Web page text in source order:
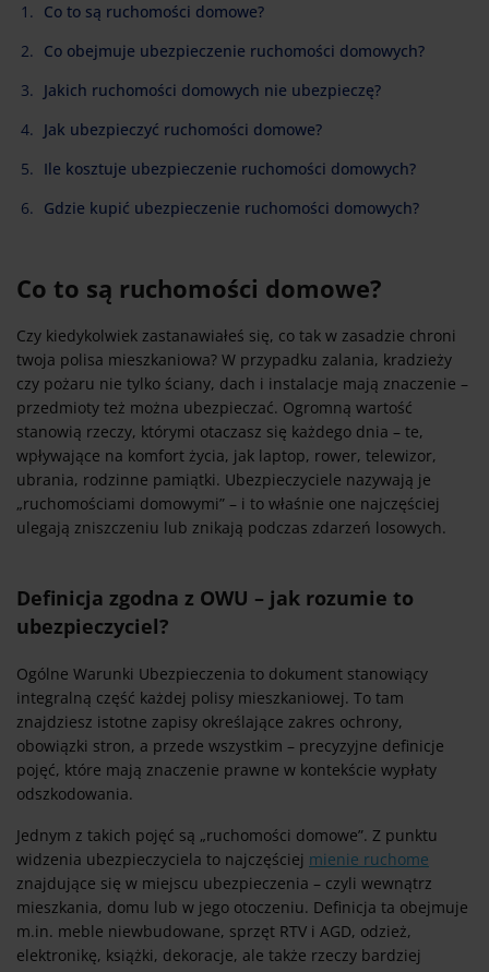
Co to są ruchomości domowe?
Co obejmuje ubezpieczenie ruchomości domowych?
Jakich ruchomości domowych nie ubezpieczę?
Jak ubezpieczyć ruchomości domowe?
Ile kosztuje ubezpieczenie ruchomości domowych?
Gdzie kupić ubezpieczenie ruchomości domowych?
Co to są ruchomości domowe?
Czy kiedykolwiek zastanawiałeś się, co tak w zasadzie chroni
twoja polisa mieszkaniowa? W przypadku zalania, kradzieży
czy pożaru nie tylko ściany, dach i instalacje mają znaczenie –
przedmioty też można ubezpieczać. Ogromną wartość
stanowią rzeczy, którymi otaczasz się każdego dnia – te,
wpływające na komfort życia, jak laptop, rower, telewizor,
ubrania, rodzinne pamiątki. Ubezpieczyciele nazywają je
„ruchomościami domowymi” – i to właśnie one najczęściej
ulegają zniszczeniu lub znikają podczas zdarzeń losowych.
Definicja zgodna z OWU – jak rozumie to
ubezpieczyciel?
Ogólne Warunki Ubezpieczenia to dokument stanowiący
integralną część każdej polisy mieszkaniowej. To tam
znajdziesz istotne zapisy określające zakres ochrony,
obowiązki stron, a przede wszystkim – precyzyjne definicje
pojęć, które mają znaczenie prawne w kontekście wypłaty
odszkodowania.
Jednym z takich pojęć są „ruchomości domowe”. Z punktu
widzenia ubezpieczyciela to najczęściej mienie ruchome
znajdujące się w miejscu ubezpieczenia – czyli wewnątrz
mieszkania, domu lub w jego otoczeniu. Definicja ta obejmuje
m.in. meble niewbudowane, sprzęt RTV i AGD, odzież,
elektronikę, książki, dekoracje, ale także rzeczy bardziej